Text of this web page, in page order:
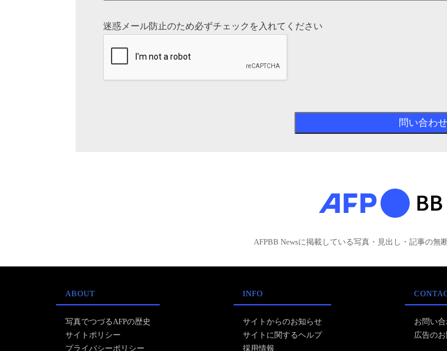
迷惑メール防止のため必ずチェックを入れてください
AFPBB Newsに掲載している写真・見出し・記事の無
ABOUT
写真でつづるAFPの歴史
サイトポリシー
プライバシーポリシー
INFO
サイトからのお知らせ
サイトに関するヘルプ
採用情報
お問い
広告の